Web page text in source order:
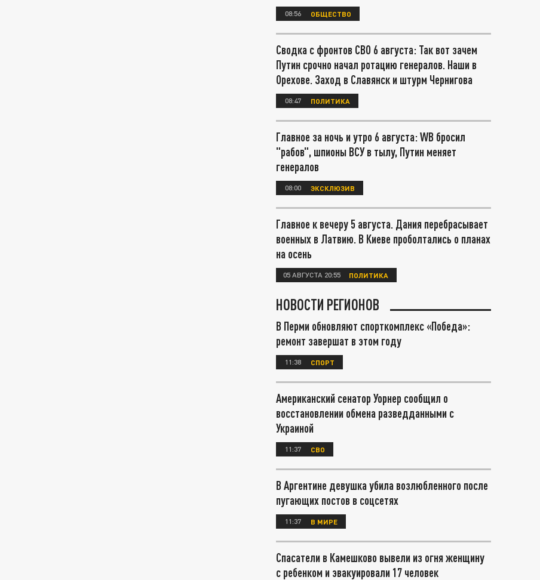
08:56 ОБЩЕСТВО
Сводка с фронтов СВО 6 августа: Так вот зачем
Путин срочно начал ротацию генералов. Наши в
Орехове. Заход в Славянск и штурм Чернигова
08:47 ПОЛИТИКА
Главное за ночь и утро 6 августа: WB бросил
"рабов", шпионы ВСУ в тылу, Путин меняет
генералов
08:00 ЭКСКЛЮЗИВ
Главное к вечеру 5 августа. Дания перебрасывает
военных в Латвию. В Киеве проболтались о планах
на осень
05 АВГУСТА 20:55 ПОЛИТИКА
НОВОСТИ РЕГИОНОВ
В Перми обновляют спорткомплекс «Победа»:
ремонт завершат в этом году
11:38 СПОРТ
Американский сенатор Уорнер сообщил о
восстановлении обмена разведданными с
Украиной
11:37 СВО
В Аргентине девушка убила возлюбленного после
пугающих постов в соцсетях
11:37 В МИРЕ
Спасатели в Камешково вывели из огня женщину
с ребенком и эвакуировали 17 человек